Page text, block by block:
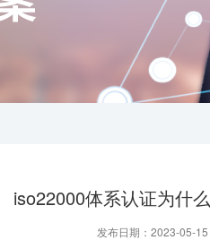
iso22000体系认证为什
发布日期：2023-05-